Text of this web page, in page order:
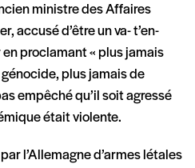
ministre des Affaires
accusé d’être un va- t’en-
proclamant « plus jamais
plus jamais de
empêché qu’il soit agressé
était violente.
l’Allemagne d’armes létales